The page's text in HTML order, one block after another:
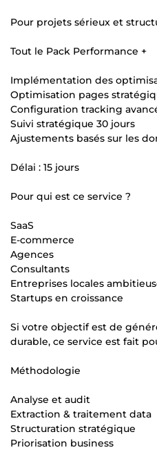
Pour projets sérieux et
Tout le Pack Performance +
Implémentation des
Optimisation pages
Configuration tracking
Suivi stratégique 30 jours
Ajustements basés sur les
Délai : 15 jours
Pour qui est ce service ?
SaaS
E-commerce
Agences
Consultants
Entreprises locales
Startups en croissance
Si votre objectif est de
durable, ce service est fait
Méthodologie
Analyse et audit
Extraction & traitement data
Structuration stratégique
Priorisation business